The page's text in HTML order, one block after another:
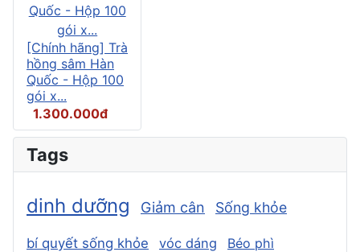
[Chính hãng] Trà
hồng sâm Hàn
Quốc - Hộp 100
gói x...
1.300.000đ
Tags
dinh dưỡng Giảm cân Sống khỏe
bí quyết sống khỏe vóc dáng Béo phì